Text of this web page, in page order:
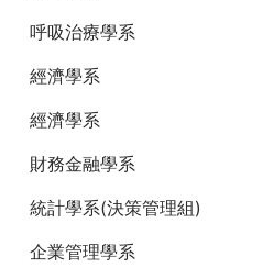
呼吸治療學系
經濟學系
經濟學系
財務金融學系
統計學系(決策管理組)
企業管理學系